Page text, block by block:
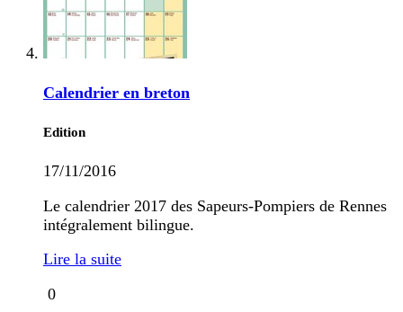
Calendrier en breton
Edition
17/11/2016
Le calendrier 2017 des Sapeurs-Pompiers de Rennes
intégralement bilingue.
Lire la suite
0